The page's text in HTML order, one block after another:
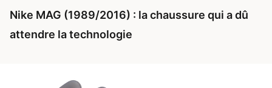
Nike MAG (1989/2016) : la chaussure qui a dû
attendre la technologie